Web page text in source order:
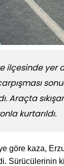
ilçesinde yer
Araçta
kurtarıldı.
göre kaza,
Sürücülerinin